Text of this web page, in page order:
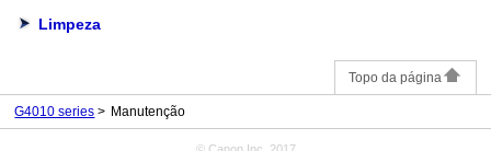
Limpeza
Topo da página
G4010 series Manutenção
© Canon Inc. 2017